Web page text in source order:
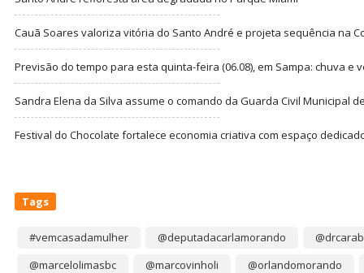
Cauã Soares valoriza vitória do Santo André e projeta sequência na
Previsão do tempo para esta quinta-feira (06.08), em Sampa: chuva e
Sandra Elena da Silva assume o comando da Guarda Civil Municipal
Festival do Chocolate fortalece economia criativa com espaço
Tags
#vemcasadamulher @deputadacarlamorando
@marcelolimasbc
@marcovinholi
@orlandomorando